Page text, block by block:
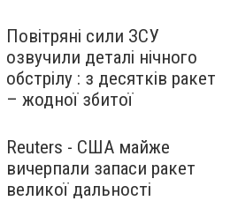
Повітряні сили ЗСУ
озвучили деталі нічного
обстрілу : з десятків ракет
– жодної збитої
Reuters - США майже
вичерпали запаси ракет
великої дальності